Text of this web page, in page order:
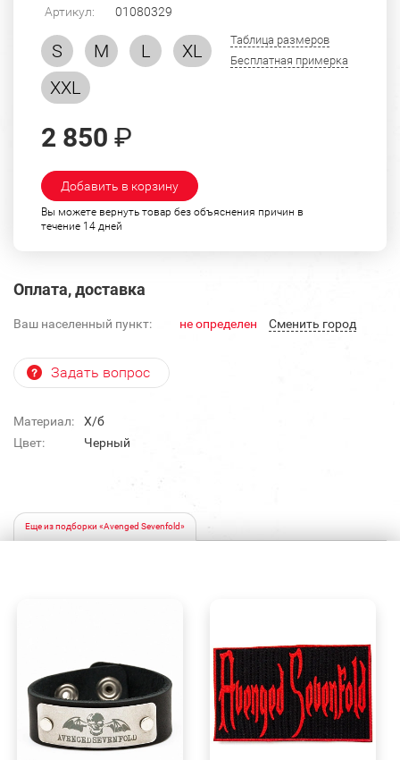
Артикул: 01080329
S M L
XL
XXL
Таблица размеров
Бесплатная примерка
2 850 ₽
Добавить в корзину
Вы можете вернуть товар без объяснения причин в
течение 14 дней
Оплата, доставка
Ваш населенный пункт: не определен Cменить город
Задать вопрос
Материал:
Х/б
Цвет:
Черный
Еще из подборки «Avenged Sevenfold»